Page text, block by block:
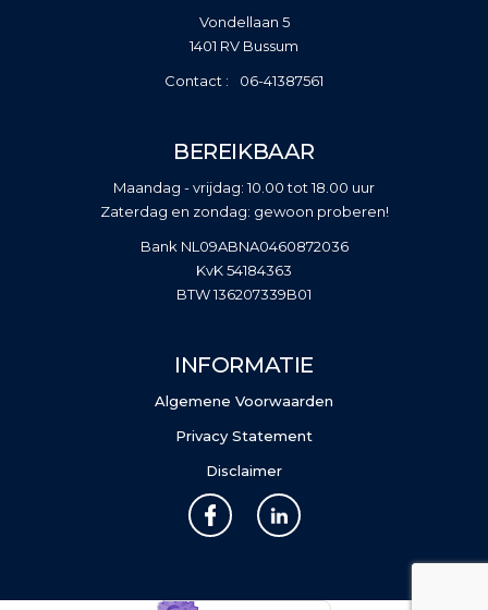
Vondellaan 5
1401 RV Bussum
06-41387561
BEREIKBAAR
Maandag - vrijdag: 10.00 tot 18.00 uur
Zaterdag en zondag: gewoon proberen!
Bank NL09ABNA0460872036
KvK 54184363
BTW 136207339B01
INFORMATIE
Algemene Voorwaarden
Privacy Statement
Disclaimer